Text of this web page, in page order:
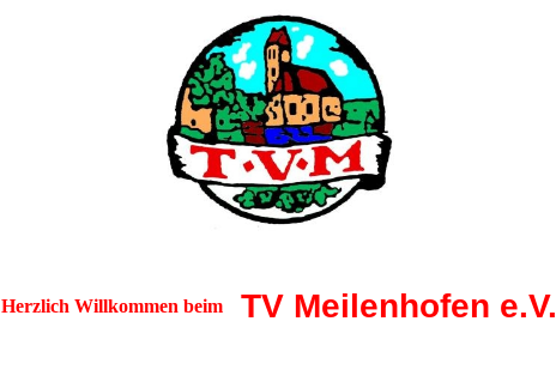
Herzlich Willkommen beim TV Meilenhofen e.V.